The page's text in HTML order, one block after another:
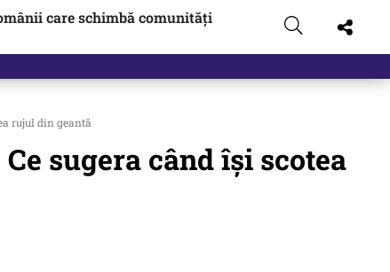
care schimbă comunități
rujul din geantă
sugera când îşi scotea